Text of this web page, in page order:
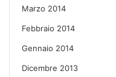
Marzo 2014
Febbraio 2014
Gennaio 2014
Dicembre 2013